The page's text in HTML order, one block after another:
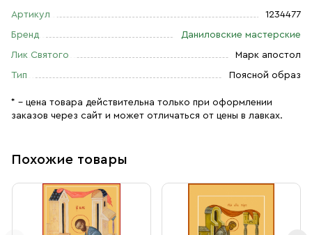
Артикул 1234477
Бренд Даниловские мастерские
Лик Святого Марк апостол
Тип Поясной образ
* – цена товара действительна только при оформлении
заказов через сайт и может отличаться от цены в лавках.
Похожие товары